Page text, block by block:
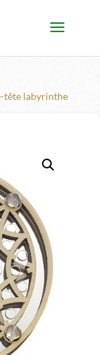
tête labyrinthe